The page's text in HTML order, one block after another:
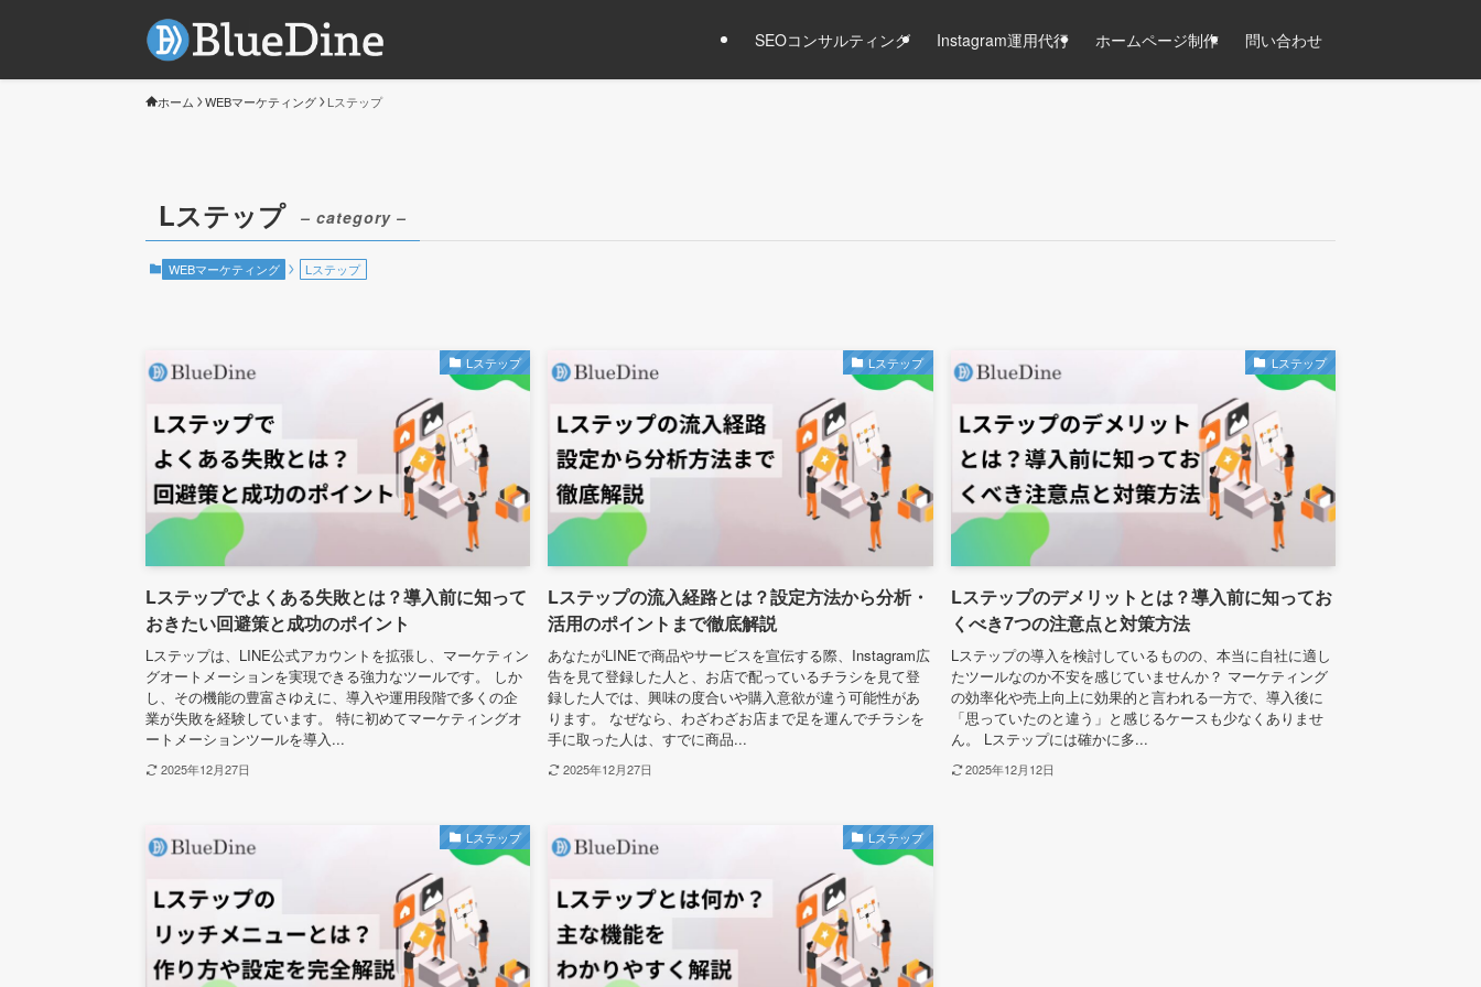
SEOコンサルティング Instagram運用代行 ホームページ制作 問い合わせ
ホーム WEBマーケティング Lステップ
Lステップ – category –
WEBマーケティング Lステップ
Lステップ
Lステップでよくある失敗とは？導入前に知って
おきたい回避策と成功のポイント
Lステップは、LINE公式アカウントを拡張し、マーケティン
グオートメーションを実現できる強力なツールです。 しか
し、その機能の豊富さゆえに、導入や運用段階で多くの企
業が失敗を経験しています。 特に初めてマーケティングオ
ートメーションツールを導入...
2025年12月27日
Lステップ
Lステップの流入経路とは？設定方法から分析・
活用のポイントまで徹底解説
あなたがLINEで商品やサービスを宣伝する際、Instagram広
告を見て登録した人と、お店で配っているチラシを見て登
録した人では、興味の度合いや購入意欲が違う可能性があ
ります。 なぜなら、わざわざお店まで足を運んでチラシを
手に取った人は、すでに商品...
2025年12月27日
Lステップ
Lステップのデメリットとは？導入前に知ってお
くべき7つの注意点と対策方法
Lステップの導入を検討しているものの、本当に自社に適し
たツールなのか不安を感じていませんか？ マーケティング
の効率化や売上向上に効果的と言われる一方で、導入後に
「思っていたのと違う」と感じるケースも少なくありませ
ん。 Lステップには確かに多...
2025年12月12日
Lステップ Lステップ